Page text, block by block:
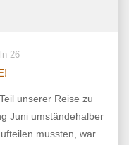
26
unserer Reise zu
Juni umständehalber
mussten, war